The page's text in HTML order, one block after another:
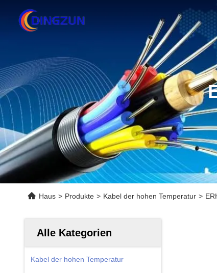
Haus > Produkte > Kabel der hohen Temperatur >
Alle Kategorien
Kabel der hohen Temperatur